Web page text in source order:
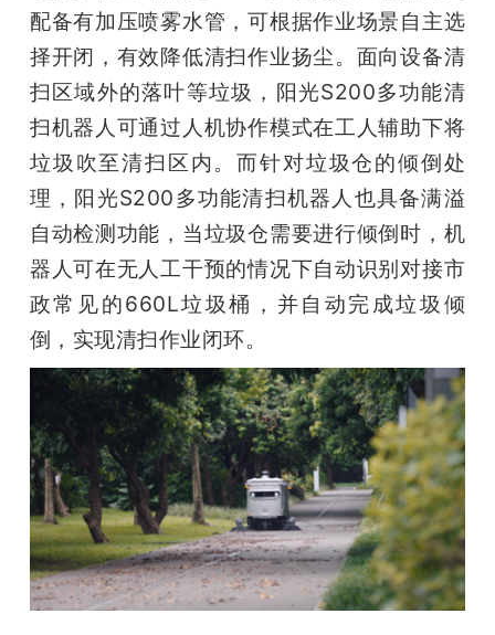
配备有加压喷雾水管，可根据作业场景自主选
择开闭，有效降低清扫作业扬尘。面向设备清
扫区域外的落叶等垃圾，阳光S200多功能清
扫机器人可通过人机协作模式在工人辅助下将
垃圾吹至清扫区内。而针对垃圾仓的倾倒处
理，阳光S200多功能清扫机器人也具备满溢
自动检测功能，当垃圾仓需要进行倾倒时，机
器人可在无人工干预的情况下自动识别对接市
政常见的660L垃圾桶，并自动完成垃圾倾
倒，实现清扫作业闭环。